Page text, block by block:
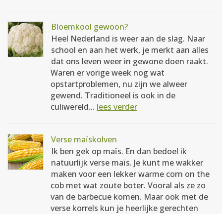
Bloemkool gewoon?
Heel Nederland is weer aan de slag. Naar
school en aan het werk, je merkt aan alles
dat ons leven weer in gewone doen raakt.
Waren er vorige week nog wat
opstartproblemen, nu zijn we alweer
gewend. Traditioneel is ook in de
culiwereld... lees verder
Verse maïskolven
Ik ben gek op maïs. En dan bedoel ik
natuurlijk verse maïs. Je kunt me wakker
maken voor een lekker warme corn on the
cob met wat zoute boter. Vooral als ze zo
van de barbecue komen. Maar ook met de
verse korrels kun je heerlijke gerechten